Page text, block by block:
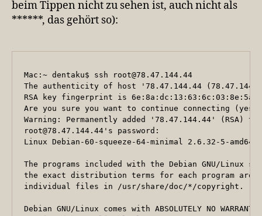
beim Tippen nicht zu sehen ist, auch nicht als
******, das gehört so):
Mac:~ dentaku$ ssh root@78.47.144.44
The authenticity of host '78.47.144.44
RSA key fingerprint is
Are you sure you want to continue connecting (yes/
Warning: Permanently added '78.47.144.44' (RSA)
root@78.47.144.44's password:
Linux Debian-60-squeeze-64-minimal 2.6.32-5-amd64
The programs included with the Debian GNU/Linux
the exact distribution terms for each program are
individual files in /usr/share/doc/*/copyright.
Debian GNU/Linux comes with ABSOLUTELY NO